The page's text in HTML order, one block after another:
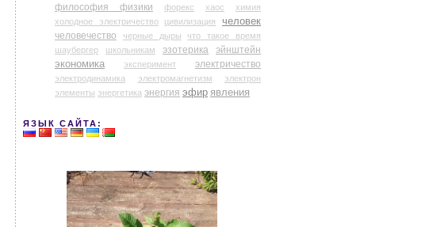
философия физики форекс хаос
химия
холодное электричество
цивилизация человек
человечество черные дыры
что такое время
шаубергер
школьникам эзотерика
эйнштейн
экономика
эксперимент электричество
электродинамика электромагнетизм
электрон
элементы энергетика энергия эфир явления
ЯЗЫК САЙТА: